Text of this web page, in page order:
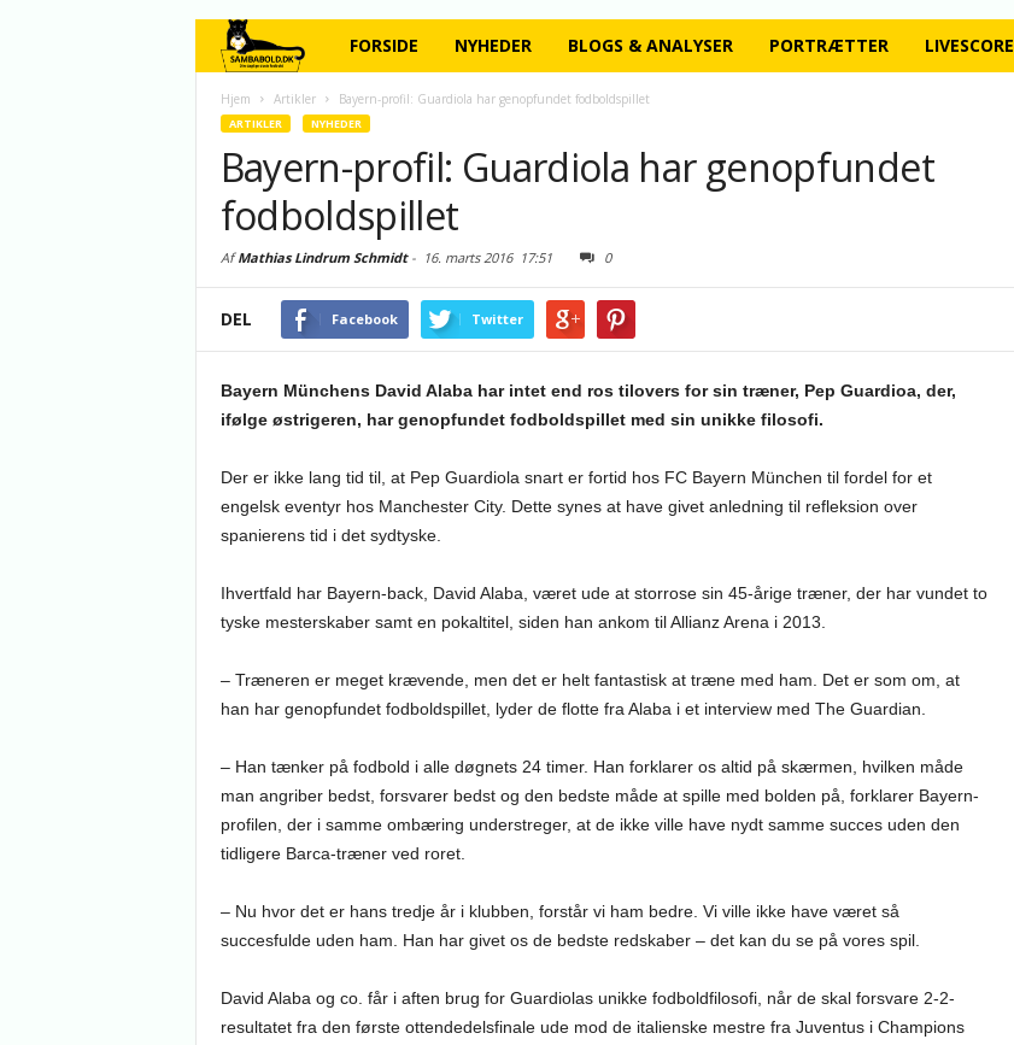
FORSIDE NYHEDER BLOGS & ANALYSER PORTRÆTTER LIVESCORE
Hjem Artikler Bayern-profil: Guardiola har genopfundet fodboldspillet
ARTIKLER NYHEDER
Bayern-profil: Guardiola har genopfundet
fodboldspillet
AfMathias Lindrum Schmidt- 16. marts 201617:51 0
DEL Facebook Twitter
Bayern Münchens David Alaba har intet end ros tilovers for sin træner, Pep Guardioa, der,
ifølge østrigeren, har genopfundet fodboldspillet med sin unikke filosofi.
Der er ikke lang tid til, at Pep Guardiola snart er fortid hos FC Bayern München til fordel for et
engelsk eventyr hos Manchester City. Dette synes at have givet anledning til refleksion over
spanierens tid i det sydtyske.
Ihvertfald har Bayern-back, David Alaba, været ude at storrose sin 45-årige træner, der har vundet to
tyske mesterskaber samt en pokaltitel, siden han ankom til Allianz Arena i 2013.
– Træneren er meget krævende, men det er helt fantastisk at træne med ham. Det er som om, at
han har genopfundet fodboldspillet, lyder de flotte fra Alaba i et interview med The Guardian.
– Han tænker på fodbold i alle døgnets 24 timer. Han forklarer os altid på skærmen, hvilken måde
man angriber bedst, forsvarer bedst og den bedste måde at spille med bolden på, forklarer Bayern-
profilen, der i samme ombæring understreger, at de ikke ville have nydt samme succes uden den
tidligere Barca-træner ved roret.
– Nu hvor det er hans tredje år i klubben, forstår vi ham bedre. Vi ville ikke have været så
succesfulde uden ham. Han har givet os de bedste redskaber – det kan du se på vores spil.
David Alaba og co. får i aften brug for Guardiolas unikke fodboldfilosofi, når de skal forsvare 2-2-
resultatet fra den første ottendedelsfinale ude mod de italienske mestre fra Juventus i Champions